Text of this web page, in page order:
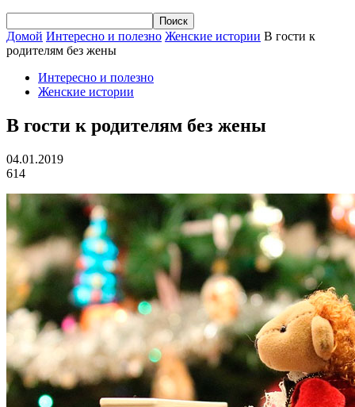
Домой Интересно и полезно Женские истории В гости к
родителям без жены
Интересно и полезно
Женские истории
В гости к родителям без жены
04.01.2019
614